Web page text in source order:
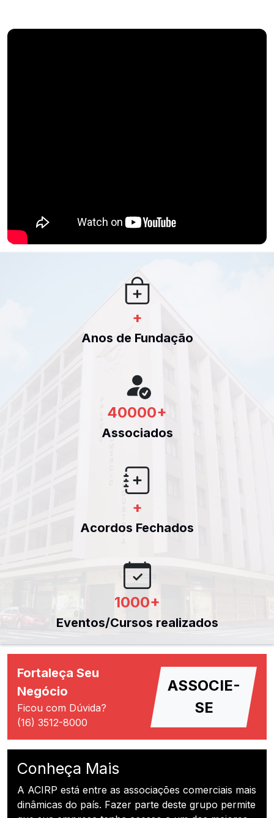
+
Anos de Fundação
40000+
Associados
+
Acordos Fechados
1000+
Eventos/Cursos realizados
Fortaleça Seu
Negócio
Ficou com Dúvida?
(16) 3512-8000
ASSOCIE-
SE
Conheça Mais
A ACIRP está entre as associações comerciais mais
dinâmicas do país. Fazer parte deste grupo permite